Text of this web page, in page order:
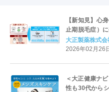
【新知見】心
止期脱毛症）
能性を見出す
大正製薬株式会
2026年02月26
＜大正健康ナ
性も30代から